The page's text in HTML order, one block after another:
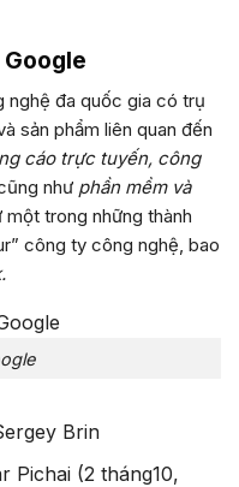
nghệ đa quốc gia có trụ
sản phẩm liên quan đến
cáo trực tuyến, công
như phần mềm và
trong những thành
công ty công nghệ, bao
Brin
Pichai (2 tháng10,